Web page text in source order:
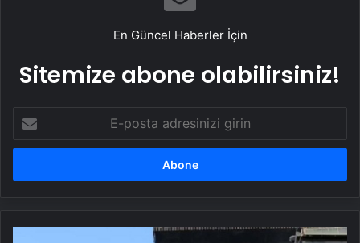
En Güncel Haberler İçin
Sitemize abone olabilirsiniz!
posta
adresinizi